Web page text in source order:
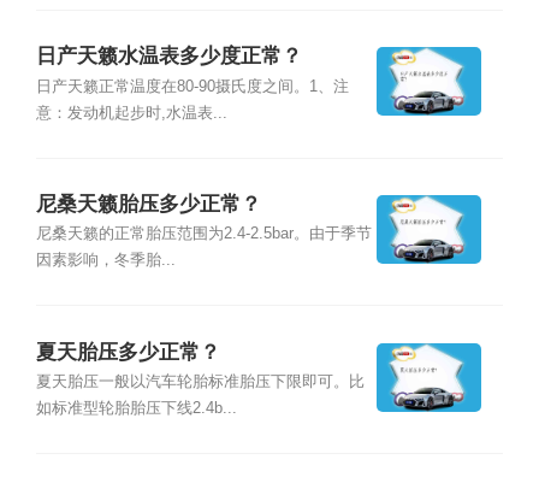
日产天籁水温表多少度正常？
日产天籁正常温度在80-90摄氏度之间。1、注
意：发动机起步时,水温表...
尼桑天籁胎压多少正常？
尼桑天籁的正常胎压范围为2.4-2.5bar。由于季节
因素影响，冬季胎...
夏天胎压多少正常？
夏天胎压一般以汽车轮胎标准胎压下限即可。比
如标准型轮胎胎压下线2.4b...